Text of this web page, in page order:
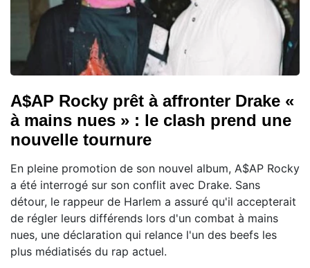
A$AP Rocky prêt à affronter Drake «
à mains nues » : le clash prend une
nouvelle tournure
En pleine promotion de son nouvel album, A$AP Rocky
a été interrogé sur son conflit avec Drake. Sans
détour, le rappeur de Harlem a assuré qu'il accepterait
de régler leurs différends lors d'un combat à mains
nues, une déclaration qui relance l'un des beefs les
plus médiatisés du rap actuel.